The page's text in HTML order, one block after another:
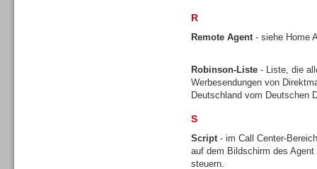
R
Remote Agent- siehe Home
Robinson-Liste - Liste, die
Werbesendungen von
Deutschland vom Deutschen
S
Script- im Call Center-
auf dem Bildschirm des
steuern.